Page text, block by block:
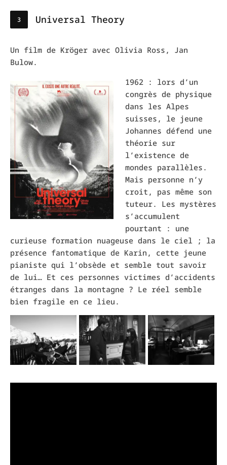
Universal Theory
Un film de Kröger avec Olivia Ross, Jan
Bulow.
1962 : lors d’un
congrès de physique
dans les Alpes
suisses, le jeune
Johannes défend une
théorie sur
l’existence de
mondes parallèles.
Mais personne n’y
croit, pas même son
tuteur. Les mystères
s’accumulent
pourtant : une
curieuse formation nuageuse dans le ciel ; la
présence fantomatique de Karin, cette jeune
pianiste qui l’obsède et semble tout savoir
de lui… Et ces personnes victimes d’accidents
étranges dans la montagne ? Le réel semble
bien fragile en ce lieu.